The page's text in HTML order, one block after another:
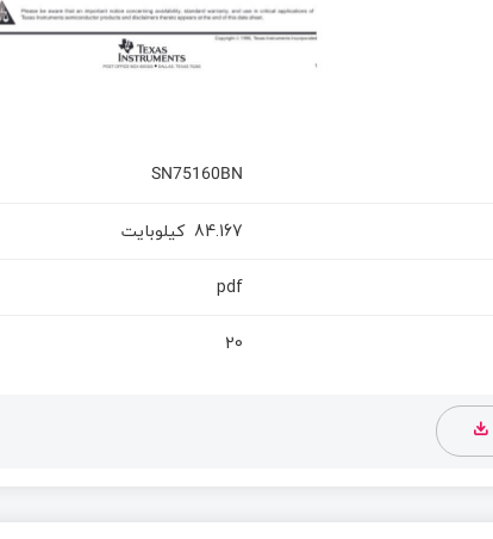
SN75160BN
84.167 کیلوبایت
pdf
20